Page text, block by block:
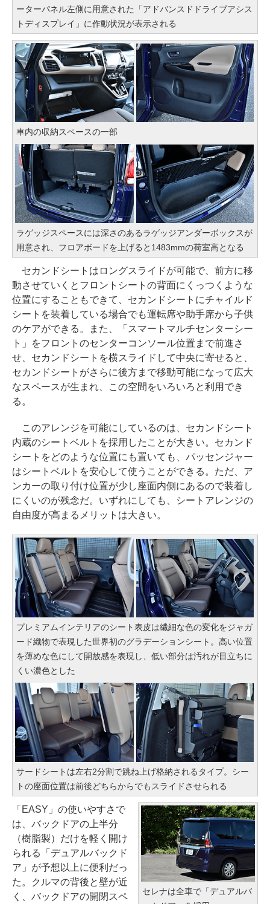
ーターパネル左側に用意された「アドバンスドドライブアシス
トディスプレイ」に作動状況が表示される
車内の収納スペースの一部
ラゲッジスペースには深さのあるラゲッジアンダーボックスが
用意され、フロアボードを上げると1483mmの荷室高となる
セカンドシートはロングスライドが可能で、前方に移
動させていくとフロントシートの背面にくっつくような
位置にすることもできて、セカンドシートにチャイルド
シートを装着している場合でも運転席や助手席から子供
のケアができる。また、「スマートマルチセンターシー
ト」をフロントのセンターコンソール位置まで前進さ
せ、セカンドシートを横スライドして中央に寄せると、
セカンドシートがさらに後方まで移動可能になって広大
なスペースが生まれ、この空間をいろいろと利用でき
る。
このアレンジを可能にしているのは、セカンドシート
内蔵のシートベルトを採用したことが大きい。セカンド
シートをどのような位置にも置いても、パッセンジャー
はシートベルトを安心して使うことができる。ただ、ア
ンカーの取り付け位置が少し座面内側にあるので装着し
にくいのが残念だ。いずれにしても、シートアレンジの
自由度が高まるメリットは大きい。
プレミアムインテリアのシート表皮は繊細な色の変化をジャガ
ード織物で表現した世界初のグラデーションシート。高い位置
を薄めな色にして開放感を表現し、低い部分は汚れが目立ちに
くい濃色とした
サードシートは左右2分割で跳ね上げ格納されるタイプ。シー
トの座面位置は前後どちらからでもスライドさせられる
セレナは全車で「デュアルバ
「EASY」の使いやすさで
は、バックドアの上半分
（樹脂製）だけを軽く開け
られる「デュアルバックド
ア」が予想以上に便利だっ
た。クルマの背後と壁が近
く、バックドアの開閉スペ